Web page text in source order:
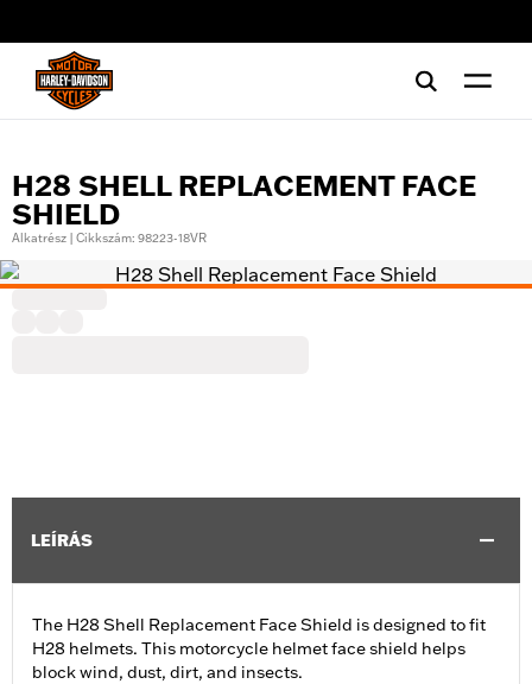
H28 SHELL REPLACEMENT FACE
SHIELD
Alkatrész | Cikkszám: 98223-18VR
LEÍRÁS
The H28 Shell Replacement Face Shield is designed to fit
H28 helmets. This motorcycle helmet face shield helps
block wind, dust, dirt, and insects.